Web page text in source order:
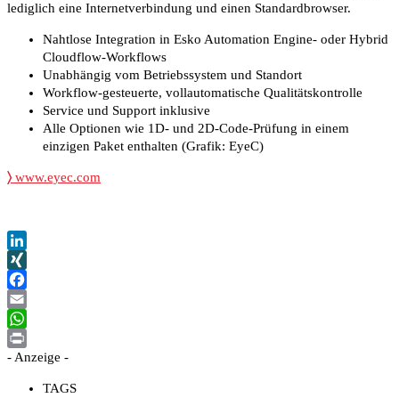
lediglich eine Internetverbindung und einen Standardbrowser.
Nahtlose Integration in Esko Automation Engine- oder Hybrid
Cloudflow-Workflows
Unabhängig vom Betriebssystem und Standort
Workflow-gesteuerte, vollautomatische Qualitätskontrolle
Service und Support inklusive
Alle Optionen wie 1D- und 2D-Code-Prüfung in einem
einzigen Paket enthalten (Grafik: EyeC)
〉 www.eyec.com
LinkedIn
XING
Facebook
Email
WhatsApp
Print
- Anzeige -
TAGS